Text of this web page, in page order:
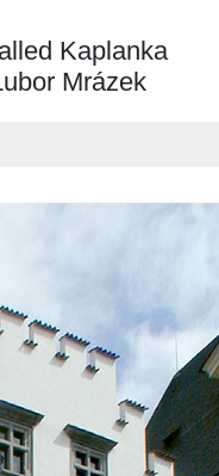
Kaplanka
Mrázek